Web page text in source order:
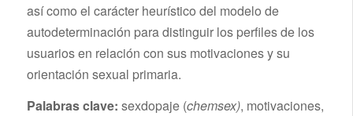
así como el carácter heurístico del modelo de
autodeterminación para distinguir los perfiles de los
usuarios en relación con sus motivaciones y su
orientación sexual primaria.
Palabras clave: sexdopaje (chemsex), motivaciones,